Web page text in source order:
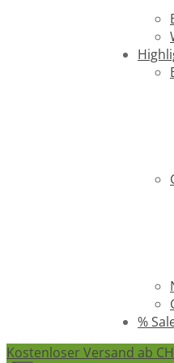
%
Kostenloser Versand ab